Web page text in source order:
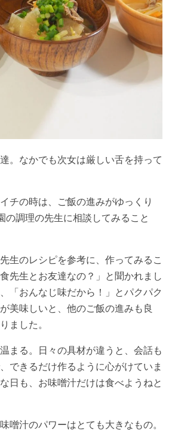
。なかでも次女は厳しい舌を持って
チの時は、ご飯の進みがゆっくり
調理の先生に相談してみること
生のレシピを参考に、作ってみるこ
先生とお友達なの？」と聞かれまし
「おんなじ味だから！」とパクパク
美味しいと、他のご飯の進みも良
ました。
まる。日々の具材が違うと、会話も
できるだけ作るように心がけていま
日も、お味噌汁だけは食べようねと
噌汁のパワーはとても大きなもの。